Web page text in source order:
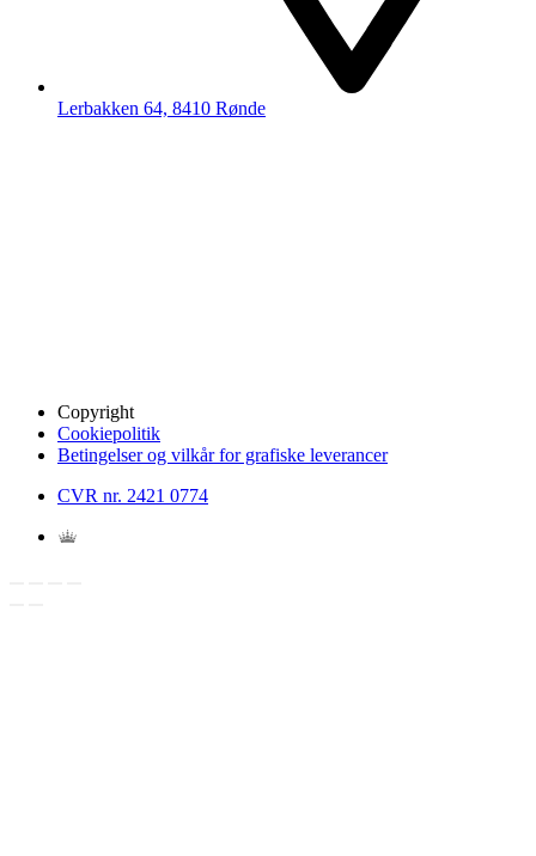
Lerbakken 64, 8410 Rønde
Copyright
Cookiepolitik
Betingelser og vilkår for grafiske leverancer
CVR nr. 2421 0774